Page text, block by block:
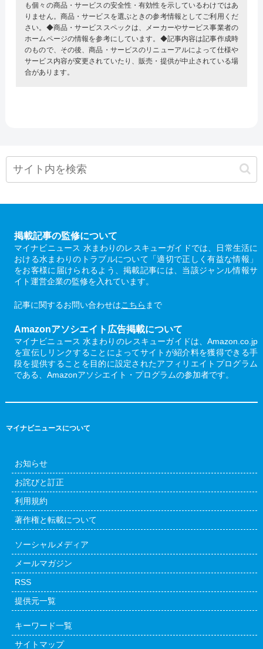
も個々の商品・サービスの安全性・有効性を示しているわけではあ
りません。商品・サービスを選ぶときの参考情報としてご利用くだ
さい。◆商品・サービススペックは、メーカーやサービス事業者の
ホームページの情報を参考にしています。◆記事内容は記事作成時
のもので、その後、商品・サービスのリニューアルによって仕様や
サービス内容が変更されていたり、販売・提供が中止されている場
合があります。
掲載記事の監修について
マイナビニュース 水まわりのレスキューガイドでは、日常生活に
おける水まわりのトラブルについて「適切で正しく有益な情報」
をお客様に届けられるよう、掲載記事には、当該ジャンル情報サ
イト運営企業の監修を入れています。
記事に関するお問い合わせはこちら まで
Amazonアソシエイト広告掲載について
マイナビニュース 水まわりのレスキューガイドは、Amazon.co.jp
を宣伝しリンクすることによってサイトが紹介料を獲得できる手
段を提供することを目的に設定されたアフィリエイトプログラム
である、Amazonアソシエイト・プログラムの参加者です。
マイナビニュースについて
お知らせ
お詫びと訂正
利用規約
著作権と転載について
ソーシャルメディア
メールマガジン
RSS
提供元一覧
キーワード一覧
サイトマップ